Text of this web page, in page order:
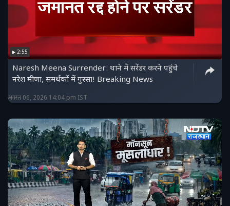
2:55
Naresh Meena Surrender: थाने में सरेंडर करने पहुंचे
नरेश मीणा, समर्थकों में गुस्सा! Breaking News
अगस्त 06, 2026 14:04 pm IST